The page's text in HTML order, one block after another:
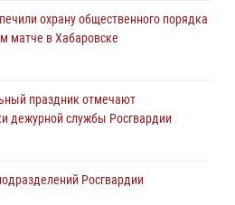
охрану общественного порядка
матче в Хабаровске
праздник отмечают
дежурной службы Росгвардии
Росгвардии